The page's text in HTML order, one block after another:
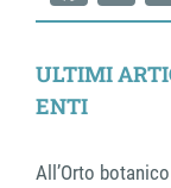
X
ULTIMI
ENTI
All’Orto